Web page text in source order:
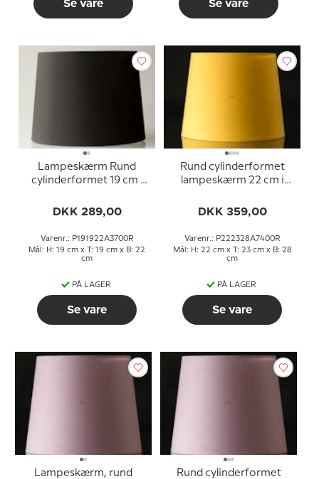
Se vare Se vare
Lampeskærm Rund
cylinderformet 19 cm i
DKK 289,00
Varenr.: P191922A3700R
Mål: H: 19 cm x T: 19 cm x B: 22
cm
PÅ LAGER
Se vare
Rund cylinderformet
lampeskærm 22 cm i
DKK 359,00
Varenr.: P222328A7400R
Mål: H: 22 cm x T: 23 cm x B: 28
cm
PÅ LAGER
Se vare
Lampeskærm, rund
Rund cylinderformet